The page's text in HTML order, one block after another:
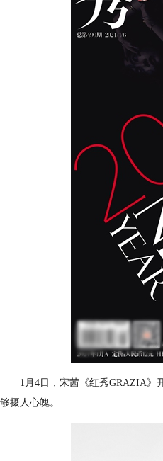
1月4日，宋茜《红秀GRAZIA》开
够摄人心魄。